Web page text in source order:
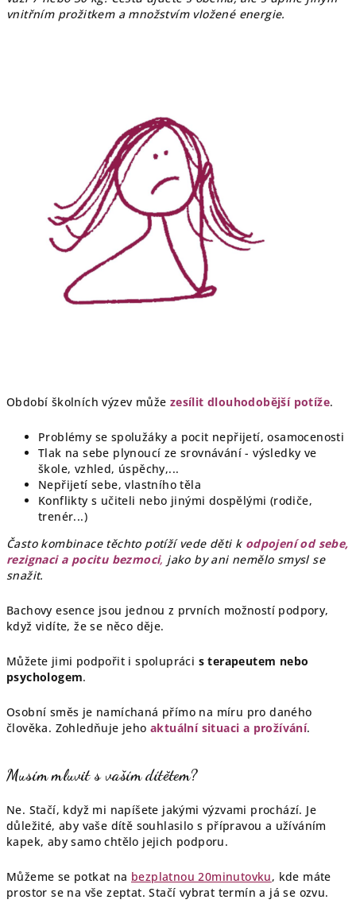
vnitřním prožitkem a množstvím vložené energie.
Období školních výzev může zesílit dlouhodobější potíže.
Problémy se spolužáky a pocit nepřijetí, osamocenosti
Tlak na sebe plynoucí ze srovnávání - výsledky ve
škole, vzhled, úspěchy,...
Nepřijetí sebe, vlastního těla
Konflikty s učiteli nebo jinými dospělými (rodiče,
trenér...)
Často kombinace těchto potíží vede děti k odpojení od sebe,
rezignaci a pocitu bezmoci, jako by ani nemělo smysl se
snažit.
Bachovy esence jsou jednou z prvních možností podpory,
když vidíte, že se něco děje.
Můžete jimi podpořit i spolupráci s terapeutem nebo
psychologem.
Osobní směs je namíchaná přímo na míru pro daného
člověka. Zohledňuje jeho aktuální situaci a prožívání.
Musím mluvit s vaším dítětem?
Ne. Stačí, když mi napíšete jakými výzvami prochází. Je
důležité, aby vaše dítě souhlasilo s přípravou a užíváním
kapek, aby samo chtělo jejich podporu.
Můžeme se potkat na bezplatnou 20minutovku, kde máte
prostor se na vše zeptat. Stačí vybrat termín a já se ozvu.